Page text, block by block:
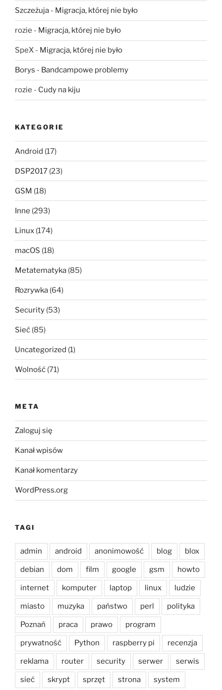
Szczeżuja - Migracja, której nie było
rozie - Migracja, której nie było
SpeX - Migracja, której nie było
Borys - Bandcampowe problemy
rozie - Cudy na kiju
KATEGORIE
Android (17)
DSP2017 (23)
GSM (18)
Inne (293)
Linux (174)
macOS (18)
Metatematyka (85)
Rozrywka (64)
Security (53)
Sieć (85)
Uncategorized (1)
Wolność (71)
META
Zaloguj się
Kanał wpisów
Kanał komentarzy
WordPress.org
TAGI
admin android anonimowość blog blox
debian dom film google gsm howto
internet komputer laptop linux ludzie
miasto muzyka państwo perl polityka
Poznań praca prawo program
prywatność Python raspberry pi recenzja
reklama router security serwer serwis
sieć skrypt sprzęt strona system